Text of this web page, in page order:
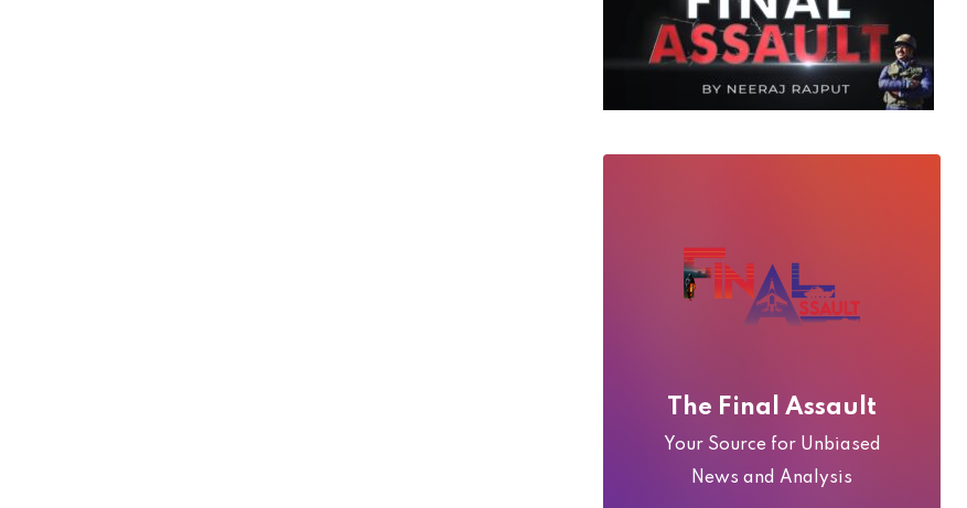
The Final Assault
Your Source for Unbiased
News and Analysis